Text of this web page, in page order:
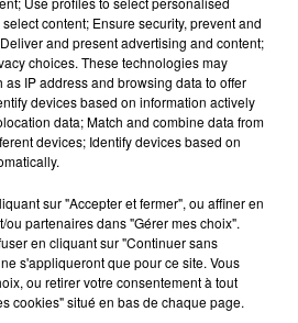
DEVANT SE FAIRE
RESSORT DE LA...
contre la clinique qui a
10h48
10h48
content; Ensure security, prevent and
and present advertising and content;
choices. These technologies may
IP address and browsing data to offer
devices based on information actively
data; Match and combine data from
devices; Identify devices based on
sur "Accepter et fermer", ou affiner en
partenaires dans "Gérer mes choix".
en cliquant sur "Continuer sans
s'appliqueront que pour ce site. Vous
ou retirer votre consentement à tout
cookies" situé en bas de chaque page.